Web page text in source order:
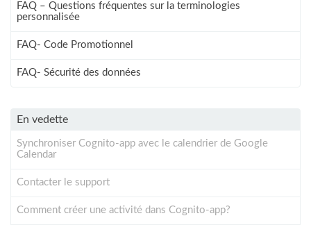
FAQ – Questions fréquentes sur la terminologies
personnalisée
FAQ- Code Promotionnel
FAQ- Sécurité des données
En vedette
Synchroniser Cognito-app avec le calendrier de Google
Calendar
Contacter le support
Comment créer une activité dans Cognito-app?